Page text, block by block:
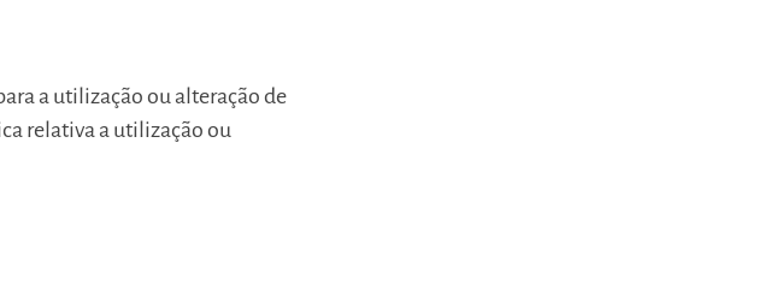
a utilização ou alteração de
relativa a utilização ou